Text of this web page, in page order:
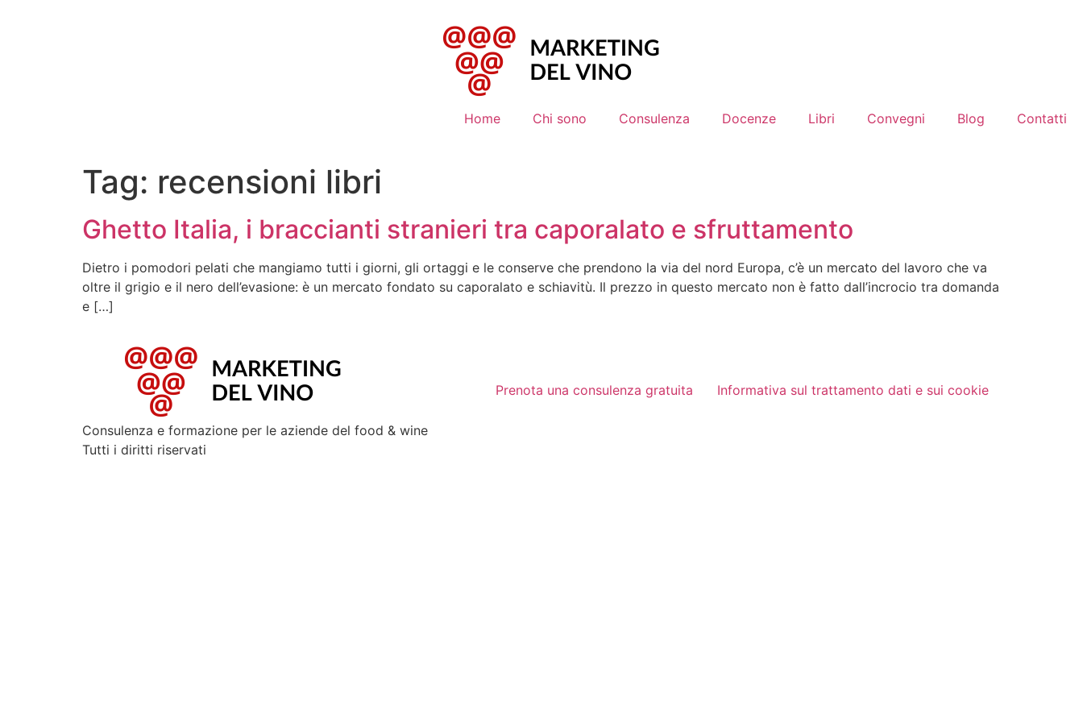
Home Chi sono Consulenza Docenze Libri Convegni Blog Contatti
Tag: recensioni libri
Ghetto Italia, i braccianti stranieri tra caporalato e sfruttamento
Dietro i pomodori pelati che mangiamo tutti i giorni, gli ortaggi e le conserve che prendono la via del nord Europa, c’è un mercato del lavoro che va
oltre il grigio e il nero dell’evasione: è un mercato fondato su caporalato e schiavitù. Il prezzo in questo mercato non è fatto dall’incrocio tra domanda
e […]
Consulenza e formazione per le aziende del food & wine
Prenota una consulenza gratuita Informativa sul trattamento dati e sui cookie
Tutti i diritti riservati